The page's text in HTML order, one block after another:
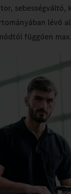
sebességváltó,
lévő
függően